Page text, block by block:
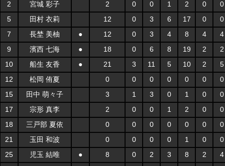
2 宮城 彩子 2 0 0 1 2 0
0
5
田村 衣莉 12 0 3 6 17 0
0
7
長埜 美柚 ● 12 0 3 4 8 4
4
9
濱西 七海 ● 18 0 6 8 19 2
2
10
船生 友香 ● 21 3 11 5 10 2
5
12
松岡 侑夏 0 0 0 0 0 0
0
15
田中 萌々子 3 1 3 0 1 0
0
17
宗形 真李 2 0 0 1 2 0
0
18
三戸部 夏依 0 0 0 0 0 0
0
21
玉田 和波 0 0 0 0 1 0
0
25
児玉 結唯 ● 8 0 2 3 8 2 4